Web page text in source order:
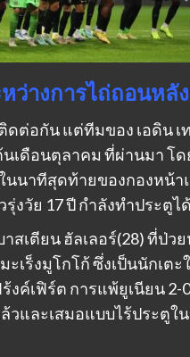
ว่างการไถ่ถอนหลั
ต่อกัน แต่ทีมของ เอดิน เ
เดือนตุลาคม ที่ผ่านมา โ
นาทีสุดท้ายของกองหน้า
งวัย 17 ปี กําลังทําประตู
สเตียน ฮัลเลอร์(28) ที่ป่
เร็งมูโกโก้ ซึ่งเป็นนักเต
เฟิร์ต การแพ้ยูเนียน 2-
วและเสมอแบบไร้ประตู